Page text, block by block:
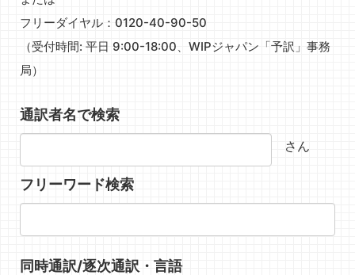
フリーダイヤル：0120-40-90-50
（受付時間: 平日 9:00-18:00、WIPジャパン「予訳」事務
局）
通訳者名で検索
さん
フリーワード検索
同時通訳/逐次通訳・言語